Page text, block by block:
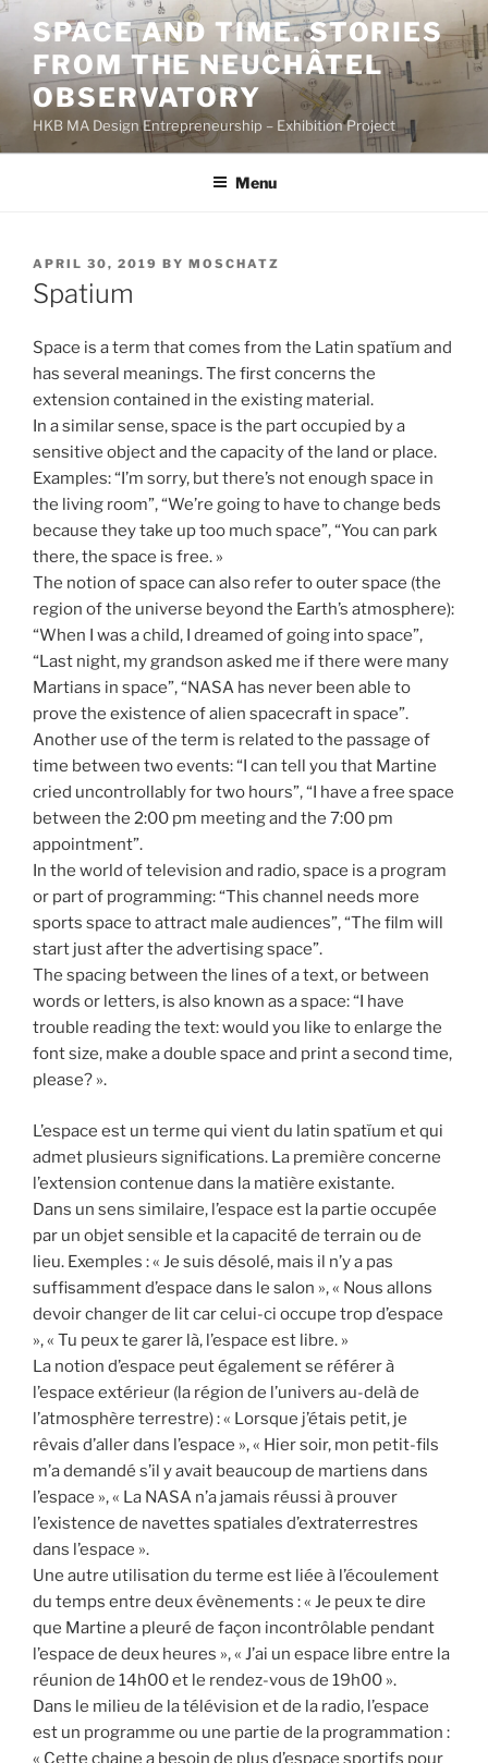
Skip
content
SPACE AND TIME. STORIES
FROM THE NEUCHÂTEL
OBSERVATORY
HKB MA Design Entrepreneurship – Exhibition Project
Menu
POSTED
ON
APRIL 30, 2019 BY MOSCHATZ
Spatium
Space is a term that comes from the Latin spatĭum and
has several meanings. The first concerns the
extension contained in the existing material.
In a similar sense, space is the part occupied by a
sensitive object and the capacity of the land or place.
Examples: “I’m sorry, but there’s not enough space in
the living room”, “We’re going to have to change beds
because they take up too much space”, “You can park
there, the space is free. »
The notion of space can also refer to outer space (the
region of the universe beyond the Earth’s atmosphere):
“When I was a child, I dreamed of going into space”,
“Last night, my grandson asked me if there were many
Martians in space”, “NASA has never been able to
prove the existence of alien spacecraft in space”.
Another use of the term is related to the passage of
time between two events: “I can tell you that Martine
cried uncontrollably for two hours”, “I have a free space
between the 2:00 pm meeting and the 7:00 pm
appointment”.
In the world of television and radio, space is a program
or part of programming: “This channel needs more
sports space to attract male audiences”, “The film will
start just after the advertising space”.
The spacing between the lines of a text, or between
words or letters, is also known as a space: “I have
trouble reading the text: would you like to enlarge the
font size, make a double space and print a second time,
please? ».
L’espace est un terme qui vient du latin spatĭum et qui
admet plusieurs significations. La première concerne
l’extension contenue dans la matière existante.
Dans un sens similaire, l’espace est la partie occupée
par un objet sensible et la capacité de terrain ou de
lieu. Exemples : « Je suis désolé, mais il n’y a pas
suffisamment d’espace dans le salon », « Nous allons
devoir changer de lit car celui-ci occupe trop d’espace
», « Tu peux te garer là, l’espace est libre. »
La notion d’espace peut également se référer à
l’espace extérieur (la région de l’univers au-delà de
l’atmosphère terrestre) : « Lorsque j’étais petit, je
rêvais d’aller dans l’espace », « Hier soir, mon petit-fils
m’a demandé s’il y avait beaucoup de martiens dans
l’espace », « La NASA n’a jamais réussi à prouver
l’existence de navettes spatiales d’extraterrestres
dans l’espace ».
Une autre utilisation du terme est liée à l’écoulement
du temps entre deux évènements : « Je peux te dire
que Martine a pleuré de façon incontrôlable pendant
l’espace de deux heures », « J’ai un espace libre entre la
réunion de 14h00 et le rendez-vous de 19h00 ».
Dans le milieu de la télévision et de la radio, l’espace
est un programme ou une partie de la programmation :
« Cette chaine a besoin de plus d’espace sportifs pour